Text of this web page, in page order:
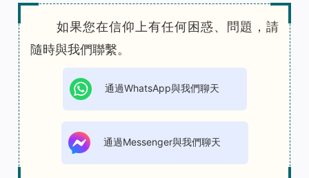
如果您在信仰上有任何困惑、問題，請
隨時與我們聯繫。
通過WhatsApp與我們聊天
通過Messenger與我們聊天